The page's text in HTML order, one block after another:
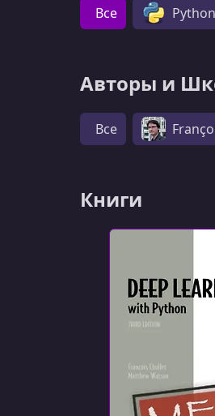
Все Python
Авторы и
Все
Книги